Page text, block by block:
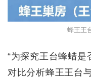
蜂王王
“为探究王台蜂蜡
对比分析蜂王王台